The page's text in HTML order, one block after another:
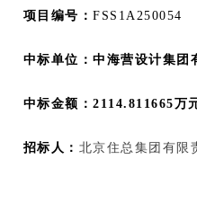
项目编号： FSS1A250054
中标单位： 中海营设计集团
中标金额：2114.811665万
招标人： 北京住总集团有限